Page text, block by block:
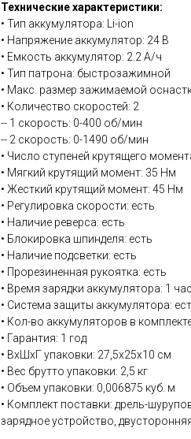
Технические характеристики:
• Тип аккумулятора: Li-ion
• Напряжение аккумулятор: 24 В
• Емкость аккумулятор: 2.2 А/ч
• Тип патрона: быстрозажимной
• Макс. размер зажимаемой
• Количество скоростей: 2
-- 1 скорость: 0-400 об/мин
-- 2 скорость: 0-1490 об/мин
• Число ступеней крутящего
• Мягкий крутящий момент: 35 Нм
• Жесткий крутящий момент: 45 Нм
• Регулировка скорости: есть
• Наличие реверса: есть
• Блокировка шпинделя: есть
• Наличие подсветки: есть
• Прорезиненная рукоятка: есть
• Время зарядки аккумулятора: 1 час
• Система защиты аккумулятора:
• Кол-во аккумуляторов в
• Гарантия: 1 год
• ВхШхГ упаковки: 27,5х25х10 см
• Вес брутто упаковки: 2,5 кг
• Объем упаковки: 0,006875 куб. м
• Комплект поставки: дрель-
зарядное устройство,